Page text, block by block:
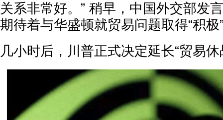
关系非常好。” 稍早，中国外交部发
期待着与华盛顿就贸易问题取得“积极
几小时后，川普正式决定延长“贸易休